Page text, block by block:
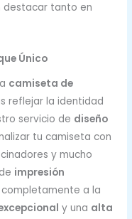
destacar tanto en
Único
camiseta de
reflejar la identidad
servicio de diseño
tu camiseta con
y mucho
impresión
a la
y una alta